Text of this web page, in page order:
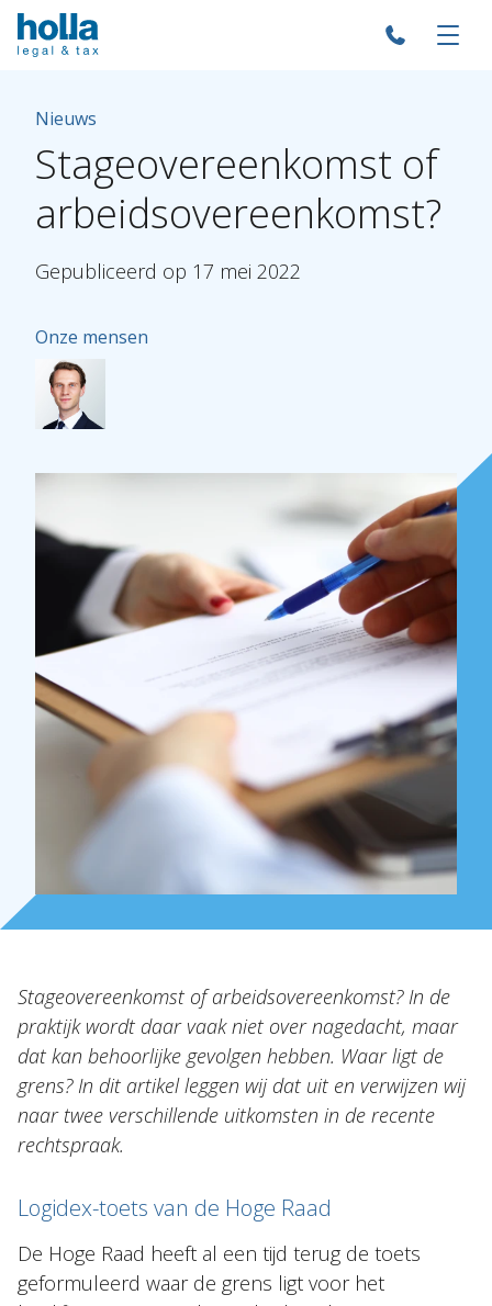
Over Holla
Onze mensen
Nieuws
EN DE FR
Nieuws
Stageovereenkomst of
arbeidsovereenkomst?
Gepubliceerd op 17 mei 2022
Onze mensen
Stageovereenkomst of arbeidsovereenkomst? In de
praktijk wordt daar vaak niet over nagedacht, maar
dat kan behoorlijke gevolgen hebben. Waar ligt de
grens? In dit artikel leggen wij dat uit en verwijzen wij
naar twee verschillende uitkomsten in de recente
rechtspraak.
Logidex-toets van de Hoge Raad
De Hoge Raad heeft al een tijd terug de toets
geformuleerd waar de grens ligt voor het